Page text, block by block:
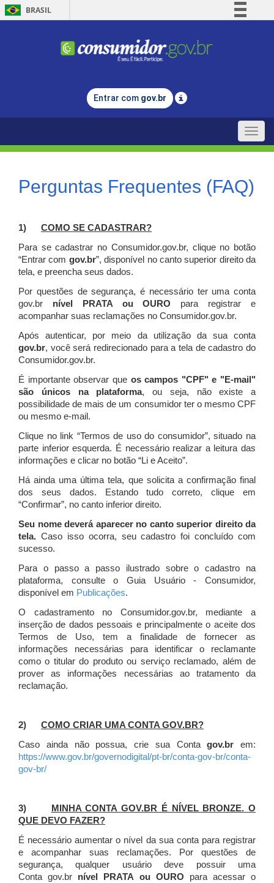
BRASIL
Comunica BR
Legislação
Entrar com gov.br
Toggle
Perguntas Frequentes (FAQ)
1) COMO SE CADASTRAR?
Para se cadastrar no Consumidor.gov.br, clique no botão
“Entrar com gov.br”, disponível no canto superior direito da
tela, e preencha seus dados.
Por questões de segurança, é necessário ter uma conta
gov.br nível PRATA ou OURO para registrar e
acompanhar suas reclamações no Consumidor.gov.br.
Após autenticar, por meio da utilização da sua conta
gov.br, você será redirecionado para a tela de cadastro do
Consumidor.gov.br.
É importante observar que os campos "CPF" e "E-mail"
são únicos na plataforma, ou seja, não existe a
possibilidade de mais de um consumidor ter o mesmo CPF
ou mesmo e-mail.
Clique no link “Termos de uso do consumidor”, situado na
parte inferior esquerda. É necessário realizar a leitura das
informações e clicar no botão “Li e Aceito”.
Há ainda uma última tela, que solicita a confirmação final
dos seus dados. Estando tudo correto, clique em
“Confirmar”, no canto inferior direito.
Seu nome deverá aparecer no canto superior direito da
tela. Caso isso ocorra, seu cadastro foi concluído com
sucesso.
Para o passo a passo ilustrado sobre o cadastro na
plataforma, consulte o Guia Usuário - Consumidor,
disponível em Publicações.
O cadastramento no Consumidor.gov.br, mediante a
inserção de dados pessoais e principalmente o aceite dos
Termos de Uso, tem a finalidade de fornecer as
informações necessárias para identificar o reclamante
como o titular do produto ou serviço reclamado, além de
prover as informações necessárias ao tratamento da
reclamação.
2) COMO CRIAR UMA CONTA GOV.BR?
Caso ainda não possua, crie sua Contagov.br em:
https://www.gov.br/governodigital/pt-br/conta-gov-br/conta-
gov-br/
3)
MINHA CONTA GOV.BR É NÍVEL BRONZE. O
QUE DEVO FAZER?
É necessário aumentar o nível da sua conta para registrar
e acompanhar suas reclamações. Por questões de
segurança, qualquer usuário deve possuir uma
Conta gov.br nível PRATA ou OURO para acessar o